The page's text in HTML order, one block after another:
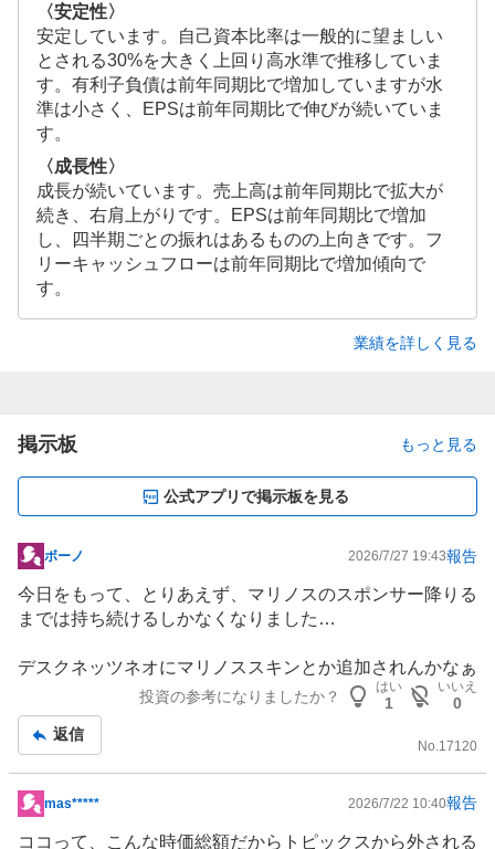
〈安定性〉
安定しています。自己資本比率は一般的に望ましい
とされる30%を大きく上回り高水準で推移していま
す。有利子負債は前年同期比で増加していますが水
準は小さく、EPSは前年同期比で伸びが続いていま
す。
〈成長性〉
成長が続いています。売上高は前年同期比で拡大が
続き、右肩上がりです。EPSは前年同期比で増加
し、四半期ごとの振れはあるものの上向きです。フ
リーキャッシュフローは前年同期比で増加傾向で
す。
業績を詳しく見る
掲示板 もっと見る
公式アプリで掲示板を見る
掲
示
板
事
ボーノ 2026/7/27 19:43報告
今日をもって、とりあえず、マリノスのスポンサー降りる
までは持ち続けるしかなくなりました…
デスクネッツネオにマリノススキンとか追加されんかなぁ
投資の参考になりましたか？
はい
1
いいえ
0
返信
No. 17120
掲
示
mas***** 2026/7/22 10:40報告
ココって、こんな時価総額だからトピックスから外される